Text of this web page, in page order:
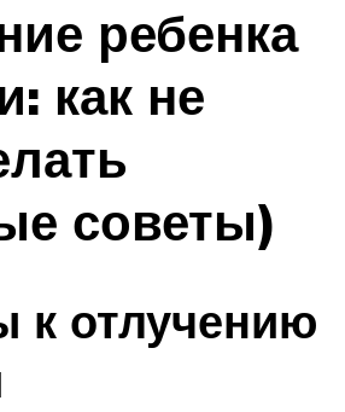
ребенка
как не
советы)
к отлучению